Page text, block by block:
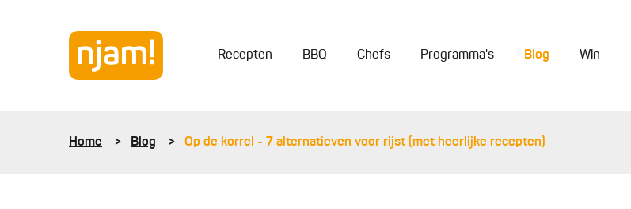
Recepten BBQ Chefs Programma's Blog Win
Home Blog Op de korrel - 7 alternatieven voor rijst (met heerlijke recepten)